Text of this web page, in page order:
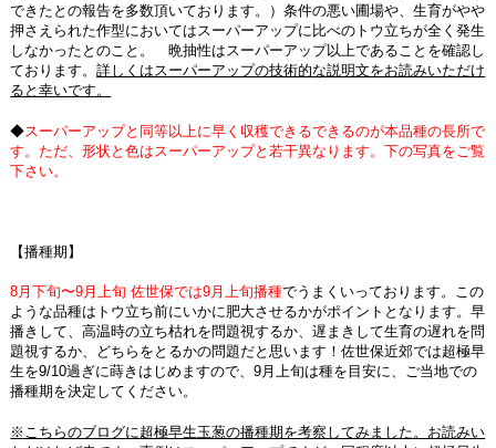
できたとの報告を多数頂いております。）条件の悪い圃場や、生育がやや
押さえられた作型においてはスーパーアップに比べのトウ立ちが全く発生
しなかったとのこと。 晩抽性はスーパーアップ以上であることを確認し
ております。詳しくはスーパーアップの技術的な説明文をお読みいただけ
ると幸いです。
◆スーパーアップと同等以上に早く収穫できるできるのが本品種の長所で
す。ただ、形状と色はスーパーアップと若干異なります。下の写真をご覧
下さい。
【播種期】
8月下旬〜9月上旬 佐世保では9月上旬播種でうまくいっております。この
ような品種はトウ立ち前にいかに肥大させるかがポイントとなります。早
播きして、高温時の立ち枯れを問題視するか、遅まきして生育の遅れを問
題視するか、どちらをとるかの問題だと思います！佐世保近郊では超極早
生を9/10過ぎに蒔きはじめますので、9月上旬は種を目安に、ご当地での
播種期を決定してください。
※こちらのブログに超極早生玉葱の播種期を考察してみました。お読みい